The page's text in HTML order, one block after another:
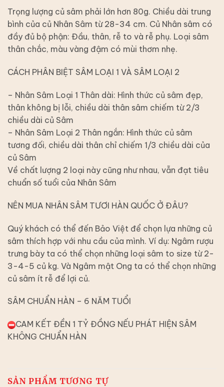
Trọng lượng củ sâm phải lớn hơn 80g. Chiều dài trung
bình của củ Nhân Sâm từ 28-34 cm. Củ Nhân sâm có
đầy đủ bộ phận: Đầu, thân, rễ to và rễ phụ. Loại sâm
thân chắc, màu vàng đậm có mùi thơm nhẹ.
CÁCH PHÂN BIỆT SÂM LOẠI 1 VÀ SÂM LOẠI 2
– Nhân Sâm Loại 1 Thân dài: Hình thức củ sâm đẹp,
thân không bị lỗi, chiều dài thân sâm chiếm từ 2/3
chiều dài củ Sâm
– Nhân Sâm Loại 2 Thân ngắn: Hình thức củ sâm
tương đối, chiều dài thân chỉ chiếm 1/3 chiều dài của
củ Sâm
Về chất lượng 2 loại này cũng như nhau, vẫn đạt tiêu
chuẩn số tuổi của Nhân Sâm
NÊN MUA NHÂN SÂM TƯƠI HÀN QUỐC Ở ĐÂU?
Quý khách có thể đến Bảo Việt để chọn lựa những củ
sâm thích hợp với nhu cầu của mình. Ví dụ: Ngâm rượu
trưng bày ta có thể chọn những loại sâm to size từ 2-
3-4-5 củ kg. Và Ngâm mật Ong ta có thể chọn những
củ sâm ít rễ để lợi củ.
SÂM CHUẨN HÀN – 6 NĂM TUỔI
CAM KẾT ĐỀN 1 TỶ ĐỒNG NẾU PHÁT HIỆN SÂM
KHÔNG CHUẨN HÀN
SẢN PHẨM TƯƠNG TỰ